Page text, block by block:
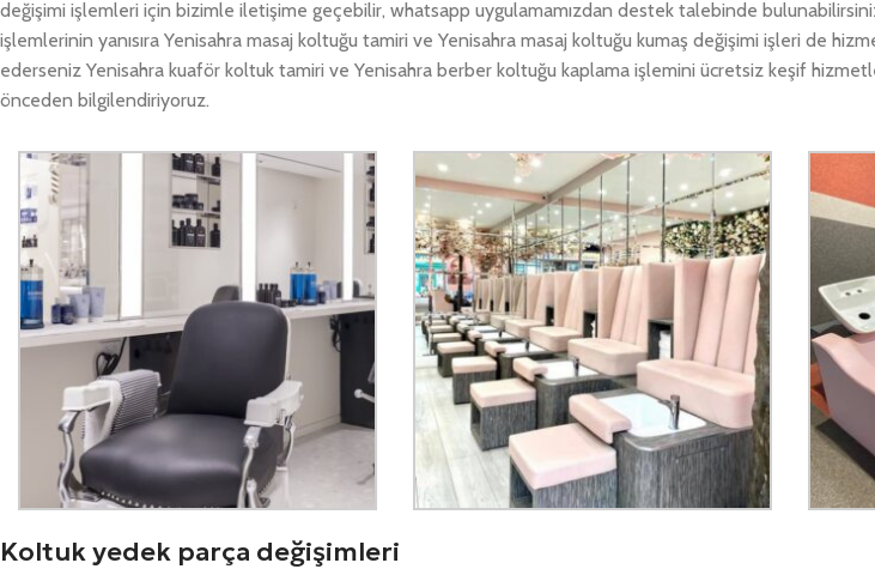
değişimi işlemleri için bizimle iletişime geçebilir, whatsapp uygulamamızdan destek talebinde
işlemlerinin yanısıra Yenisahra masaj koltuğu tamiri ve Yenisahra masaj koltuğu kumaş değişimi işleri de
ederseniz Yenisahra kuaför koltuk tamiri ve Yenisahra berber koltuğu kaplama işlemini ücretsiz keşif
önceden bilgilendiriyoruz.
Koltuk yedek parça değişimleri